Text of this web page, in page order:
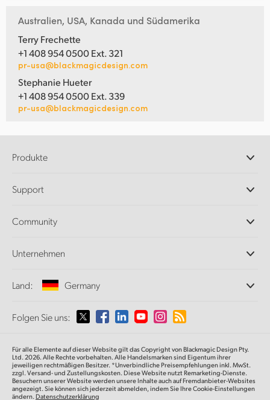
Australien, USA, Kanada und Südamerika
Terry Frechette
+1 408 954 0500 Ext. 321
pr-usa@blackmagicdesign.com
Stephanie Hueter
+1 408 954 0500 Ext. 339
pr-usa@blackmagicdesign.com
Produkte
DaVinci Resolve und Fusion Software
Ultimatte
Aufzeichnung und Wiedergabe
Norm- und Formatwandlung
Netzwerkspeicher
Signalverteilung und Distribution
Streaming und Encoding
Support
Support-Center
Community
Unternehmen
Informationen über uns
Medien
Land: Germany
Wählen Sie Ihr Land aus
Australia
Folgen Sie uns:
Für alle Elemente auf dieser Website gilt das Copyright von Blackmagic Design Pty.
Ltd. 2026. Alle Rechte vorbehalten. Alle Handelsmarken sind Eigentum ihrer
jeweiligen rechtmäßigen Besitzer. *Unverbindliche Preisempfehlungen inkl. MwSt.
zzgl. Versand- und Zustellungskosten. Diese Website nutzt Remarketing-Dienste.
Besuchern unserer Website werden unsere Inhalte auch auf Fremdanbieter-Websites
angezeigt. Sie können sich jederzeit abmelden, indem Sie Ihre Cookie-Einstellungen
ändern.Datenschutzerklärung